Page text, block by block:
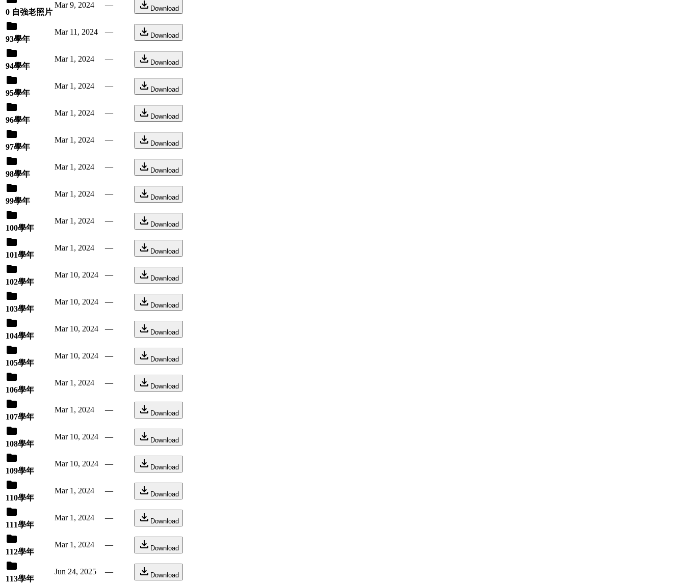
0 自強老照片
Mar 9, 2024 — Download
93學年
Mar 11, 2024 — Download
94學年
Mar 1, 2024 — Download
95學年
Mar 1, 2024 — Download
96學年
Mar 1, 2024 — Download
97學年
Mar 1, 2024 — Download
98學年
Mar 1, 2024 — Download
99學年
Mar 1, 2024 — Download
100學年
Mar 1, 2024 — Download
101學年
Mar 1, 2024 — Download
102學年
Mar 10, 2024 — Download
103學年
Mar 10, 2024 — Download
104學年
Mar 10, 2024 — Download
105學年
Mar 10, 2024 — Download
106學年
Mar 1, 2024 — Download
107學年
Mar 1, 2024 — Download
108學年
Mar 10, 2024 — Download
109學年
Mar 10, 2024 — Download
110學年
Mar 1, 2024 — Download
111學年
Mar 1, 2024 — Download
112學年
Mar 1, 2024 — Download
113學年
Jun 24, 2025 — Download